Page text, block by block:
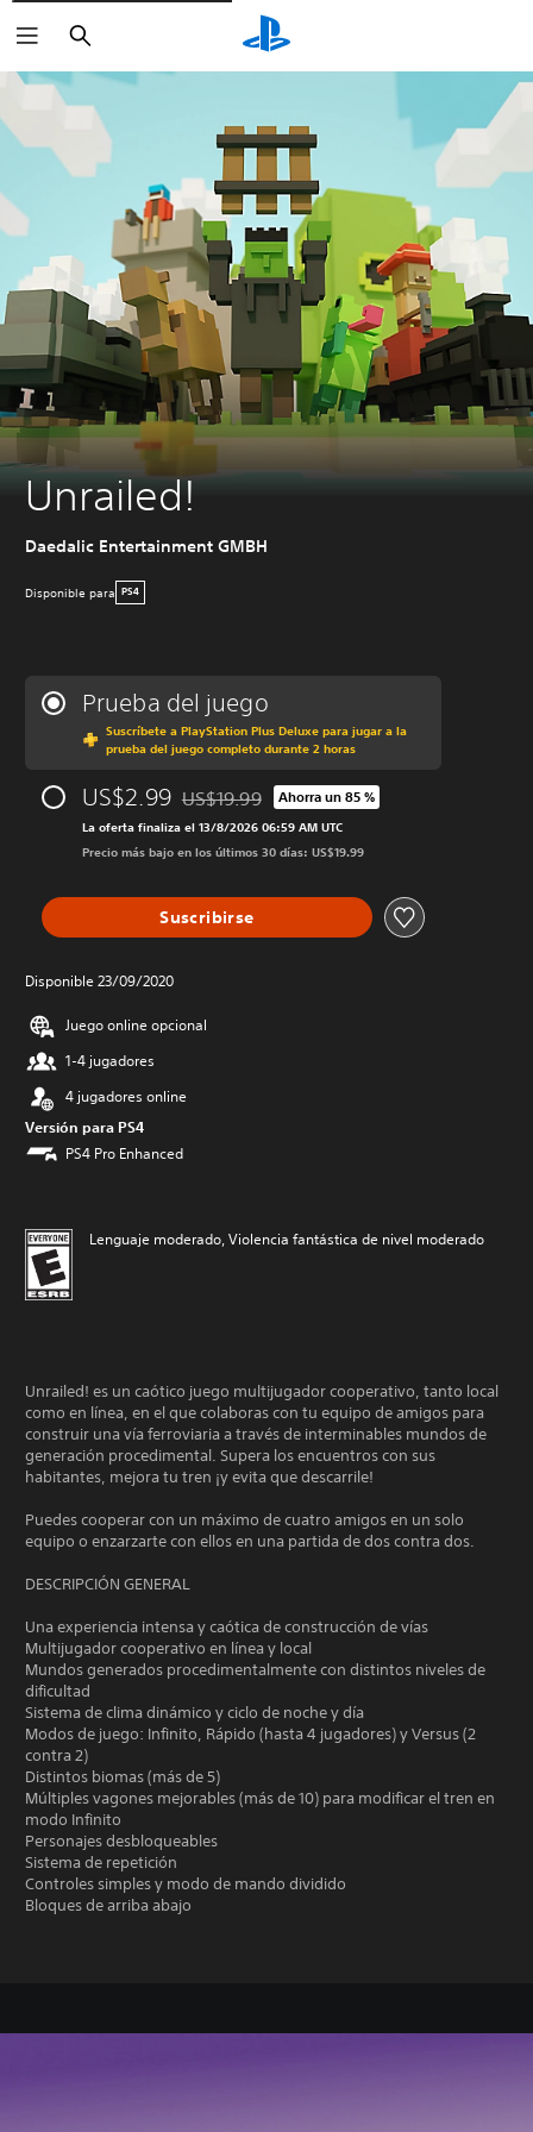
Buscar
Unrailed!
Daedalic Entertainment GMBH
Disponible para PS4
Prueba del juego
Suscríbete a PlayStation Plus Deluxe para jugar a la
prueba del juego completo durante 2 horas
US$2.99 Rebajado del precio original de US$19.99
US$19.99 Ahorra un 85 %
La oferta finaliza el 13/8/2026 06:59 AM UTC
Precio más bajo en los últimos 30 días: US$19.99
Suscribirse
Disponible 23/09/2020
Juego online opcional
1-4 jugadores
4 jugadores online
Versión para PS4
PS4 Pro Enhanced
Lenguaje moderado, Violencia fantástica de nivel moderado
Unrailed! es un caótico juego multijugador cooperativo, tanto local
como en línea, en el que colaboras con tu equipo de amigos para
construir una vía ferroviaria a través de interminables mundos de
generación procedimental. Supera los encuentros con sus
habitantes, mejora tu tren ¡y evita que descarrile!
Puedes cooperar con un máximo de cuatro amigos en un solo
equipo o enzarzarte con ellos en una partida de dos contra dos.
DESCRIPCIÓN GENERAL
Una experiencia intensa y caótica de construcción de vías
Multijugador cooperativo en línea y local
Mundos generados procedimentalmente con distintos niveles de
dificultad
Sistema de clima dinámico y ciclo de noche y día
Modos de juego: Infinito, Rápido (hasta 4 jugadores) y Versus (2
contra 2)
Distintos biomas (más de 5)
Múltiples vagones mejorables (más de 10) para modificar el tren en
modo Infinito
Personajes desbloqueables
Sistema de repetición
Controles simples y modo de mando dividido
Bloques de arriba abajo